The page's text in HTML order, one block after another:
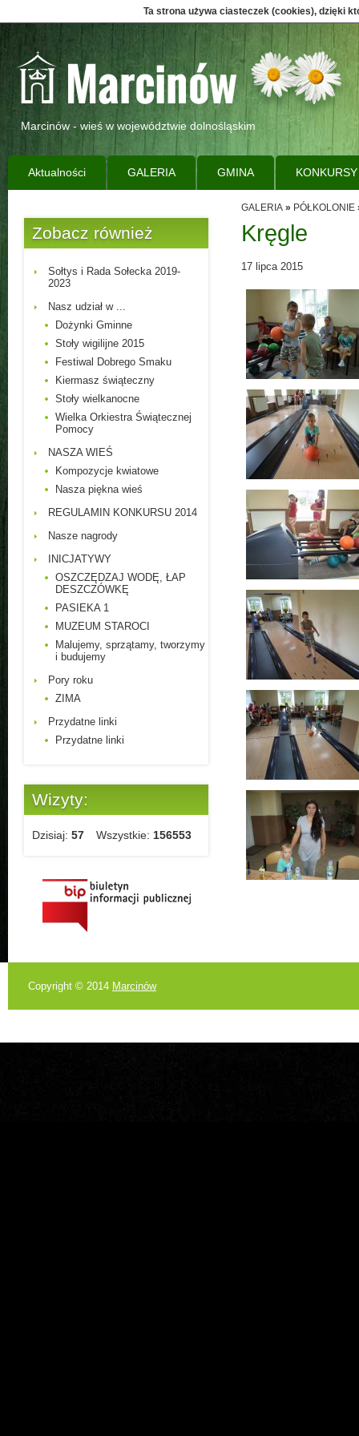
Ta strona używa ciasteczek (cookies), dzięki
Marcinów - wieś w województwie dolnośląskim
Aktualności GALERIA GMINA KONKURSY
Zobacz również
Sołtys i Rada Sołecka 2019-
2023
Nasz udział w ...
Dożynki Gminne
Stoły wigilijne 2015
Festiwal Dobrego Smaku
Kiermasz świąteczny
Stoły wielkanocne
Wielka Orkiestra Świątecznej
Pomocy
NASZA WIEŚ
Kompozycje kwiatowe
Nasza piękna wieś
REGULAMIN KONKURSU 2014
Nasze nagrody
INICJATYWY
OSZCZĘDZAJ WODĘ, ŁAP
DESZCZÓWKĘ
PASIEKA 1
MUZEUM STAROCI
Malujemy, sprzątamy, tworzymy
i budujemy
Pory roku
ZIMA
Przydatne linki
Przydatne linki
Wizyty:
Dzisiaj: 57 Wszystkie: 156553
Kręgle
GALERIA» PÓŁKOLONIE
17 lipca 2015
Copyright © 2014 Marcinów